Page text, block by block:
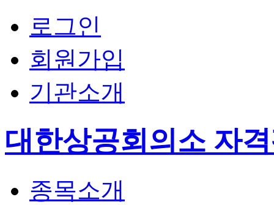
로그인
회원가입
기관소개
대한상공회의소 자
종목소개